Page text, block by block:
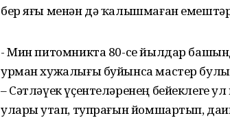
бер яғы менән дә ҡалышмаған
- Мин питомникта 80-се йылдар
урман хужалығы буйынса мастер
– Сәтләүек үҫентеләренең бейеклеге
уларҙы утап, тупрағын йомшартып,